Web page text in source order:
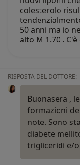
colesterolo
50 anni ma io
alto M 1.70 .
RISPOSTA DEL DOTTORE:
Buonasera ,
formazioni
note. Sono
diabete
trigliceridi e/